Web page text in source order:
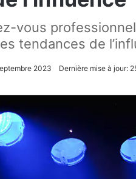
vous
tendances de
2023 Dernière mise à jour: